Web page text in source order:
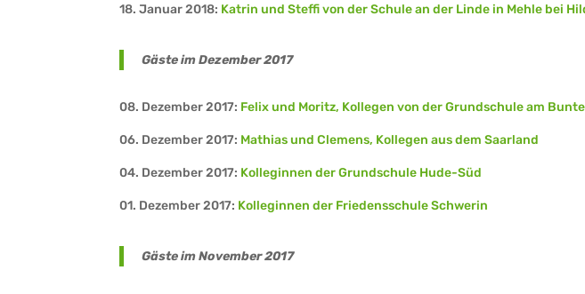
18. Januar 2018: Katrin und Steffi von der Schule an der Linde in Mehle bei
Gäste im Dezember 2017
08. Dezember 2017: Felix und Moritz, Kollegen von der Grundschule am
06. Dezember 2017: Mathias und Clemens, Kollegen aus dem Saarland
04. Dezember 2017: Kolleginnen der Grundschule Hude-Süd
01. Dezember 2017: Kolleginnen der Friedensschule Schwerin
Gäste im November 2017